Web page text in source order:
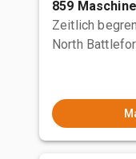
859
Zeitlich
North